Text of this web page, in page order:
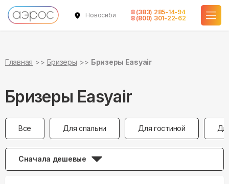
Новосибирск
8 (383) 285-14-94
8 (800) 301-22-62
Главная Бризеры Бризеры Easyair
Бризеры Easyair
Все Для спальни Для гостиной
Сначала дешевые